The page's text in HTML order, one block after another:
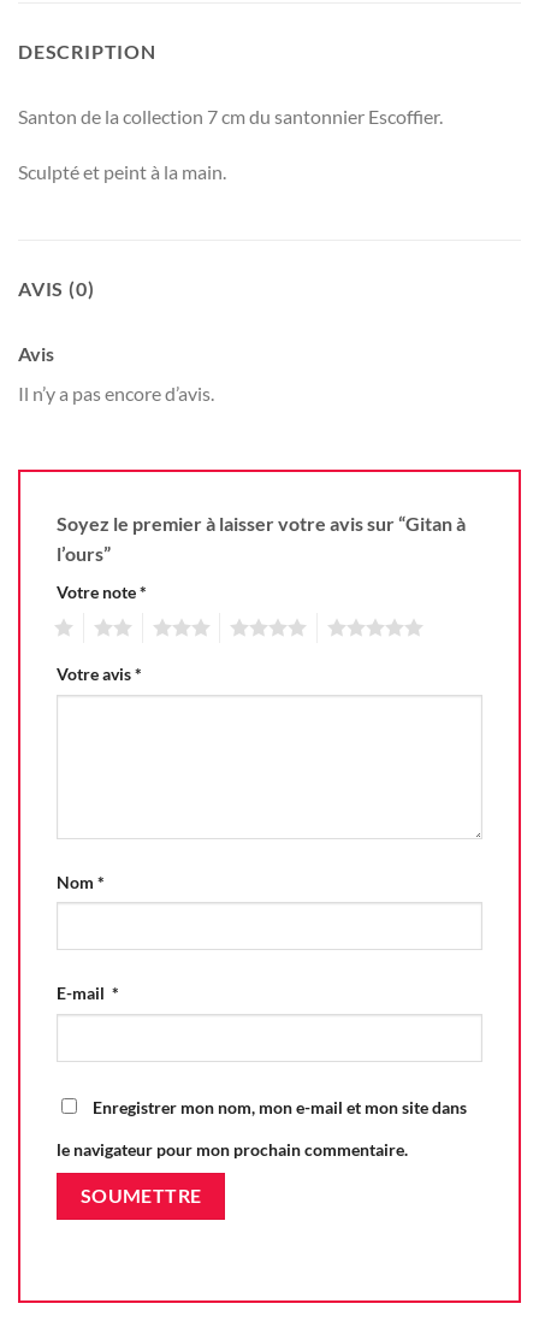
DESCRIPTION
Santon de la collection 7 cm du santonnier Escoffier.
Sculpté et peint à la main.
AVIS (0)
Avis
Il n’y a pas encore d’avis.
Soyez le premier à laisser votre avis sur “Gitan à
l’ours”
Votre note*
Votre avis*
Nom *
E-mail *
Enregistrer mon nom, mon e-mail et mon site dans
le navigateur pour mon prochain commentaire.